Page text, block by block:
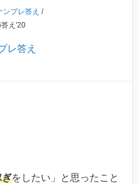
プレ答え /
え'20
レ答え
ぎをしたい」と思ったこと